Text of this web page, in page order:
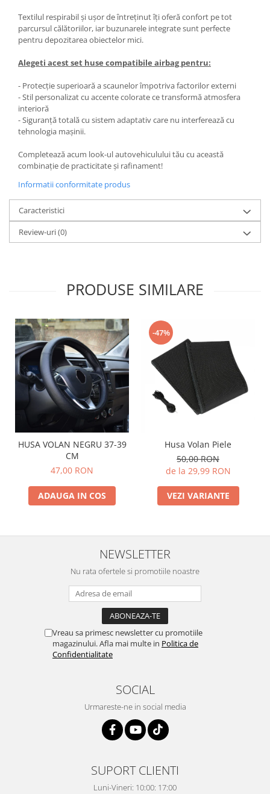
Textilul respirabil și ușor de întreținut îți oferă confort pe tot
parcursul călătoriilor, iar buzunarele integrate sunt perfecte
pentru depozitarea obiectelor mici.
Alegeti acest set huse compatibile airbag pentru:
- Protecție superioară a scaunelor împotriva factorilor externi
- Stil personalizat cu accente colorate ce transformă atmosfera
interioră
- Siguranță totală cu sistem adaptativ care nu interferează cu
tehnologia mașinii.
Completează acum look-ul autovehiculului tău cu această
combinație de practicitate și rafinament!
Informatii conformitate produs
Caracteristici
Review-uri(0)
PRODUSE SIMILARE
HUSA VOLAN NEGRU 37-39
CM
47,00 RON
ADAUGA IN COS
-47%
Husa Volan Piele
50,00 RON
de la 29,99 RON
VEZI VARIANTE
NEWSLETTER
Nu rata ofertele si promotiile noastre
Vreau sa primesc newsletter cu promotiile
magazinului. Afla mai multe in Politica de
Confidentialitate
SOCIAL
Urmareste-ne in social media
SUPORT CLIENTI
Luni-Vineri: 10:00: 17:00